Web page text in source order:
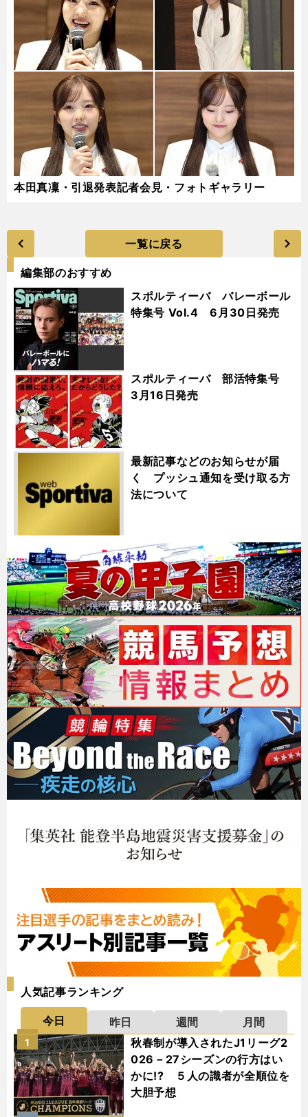
本田真凜・引退発表記者会見・フォトギャラリー
一覧に戻る
編集部のおすすめ
スポルティーバ バレーボール
特集号 Vol.4 6月30日発売
スポルティーバ 部活特集号
3月16日発売
最新記事などのお知らせが届
く プッシュ通知を受け取る方
法について
人気記事ランキング
今日 昨日 週間
月間
秋春制が導入されたJ1リーグ2
026－27シーズンの行方はい
かに!? ５人の識者が全順位を
大胆予想
1